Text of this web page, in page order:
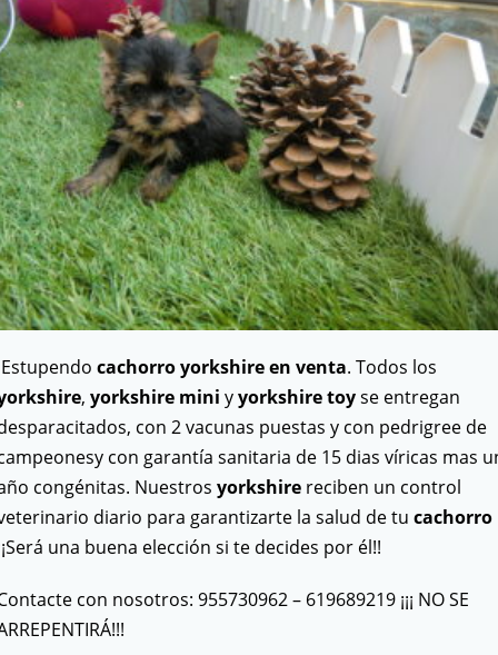
cachorro yorkshire en venta. Todos los
, yorkshire mini yyorkshire toyse entregan
con 2 vacunas puestas y con pedrigree de
con garantía sanitaria de 15 dias víricas mas
congénitas. Nuestros yorkshire reciben un control
diario para garantizarte la salud de tu cachorro
una buena elección si te decides por él!!
con nosotros: 955730962 – 619689219 ¡¡¡ NO SE